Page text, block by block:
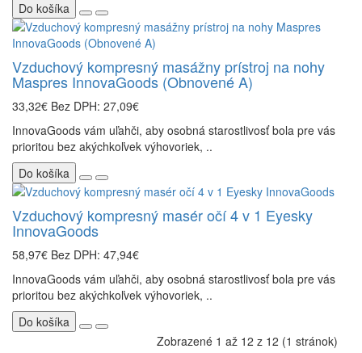
Do košíka
Vzduchový kompresný masážny prístroj na nohy
Maspres InnovaGoods (Obnovené A)
33,32€ Bez DPH: 27,09€
InnovaGoods vám uľahči, aby osobná starostlivosť bola pre vás
prioritou bez akýchkoľvek výhovoriek, ..
Do košíka
Vzduchový kompresný masér očí 4 v 1 Eyesky
InnovaGoods
58,97€ Bez DPH: 47,94€
InnovaGoods vám uľahči, aby osobná starostlivosť bola pre vás
prioritou bez akýchkoľvek výhovoriek, ..
Do košíka
Zobrazené 1 až 12 z 12 (1 stránok)